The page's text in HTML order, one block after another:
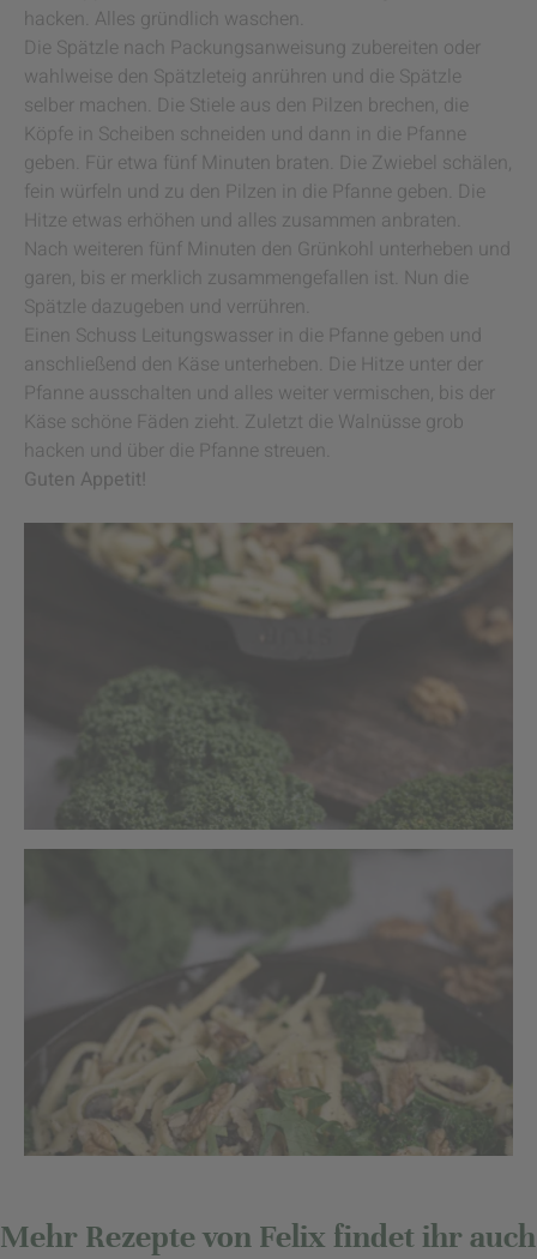
hacken. Alles gründlich waschen.
Die Spätzle nach Packungsanweisung zubereiten oder
wahlweise den Spätzleteig anrühren und die Spätzle
selber machen. Die Stiele aus den Pilzen brechen, die
Köpfe in Scheiben schneiden und dann in die Pfanne
geben. Für etwa fünf Minuten braten. Die Zwiebel schälen,
fein würfeln und zu den Pilzen in die Pfanne geben. Die
Hitze etwas erhöhen und alles zusammen anbraten.
Nach weiteren fünf Minuten den Grünkohl unterheben und
garen, bis er merklich zusammengefallen ist. Nun die
Spätzle dazugeben und verrühren.
Einen Schuss Leitungswasser in die Pfanne geben und
anschließend den Käse unterheben. Die Hitze unter der
Pfanne ausschalten und alles weiter vermischen, bis der
Käse schöne Fäden zieht. Zuletzt die Walnüsse grob
hacken und über die Pfanne streuen.
Guten Appetit!
Mehr Rezepte von Felix findet ihr auch